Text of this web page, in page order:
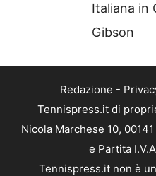
Italiana in
Gibson
Redazione -
Tennispress.it di
Nicola Marchese 10,
e Partita
Tennispress.it non è